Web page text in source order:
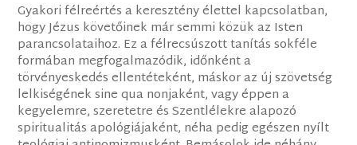
Gyakori félreértés a keresztény élettel kapcsolatban,
hogy Jézus követőinek már semmi közük az Isten
parancsolataihoz. Ez a félrecsúszott tanítás sokféle
formában megfogalmazódik, időnként a
törvényeskedés ellentéteként, máskor az új szövetség
lelkiségének sine qua nonjaként, vagy éppen a
kegyelemre, szeretetre és Szentlélekre alapozó
spiritualitás apológiájaként, néha pedig egészen nyílt